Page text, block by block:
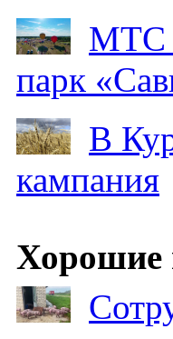
МТС
парк
В
кампания
Хорошие